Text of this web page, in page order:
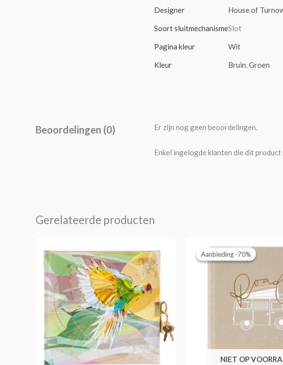
Designer House of
Soort sluitmechanismeSlot
Pagina kleur Wit
Kleur Bruin,Groen
Beoordelingen (0) Er zijn nog geen beoordelingen.
Enkel ingelogde klanten die dit
Gerelateerde producten
Aanbieding -70%
NIET OP
Aanbieding -70%
prijs
was:
prijs
is: